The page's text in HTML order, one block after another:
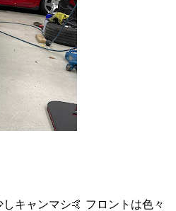
キャンマシ🤙 フロントは色々